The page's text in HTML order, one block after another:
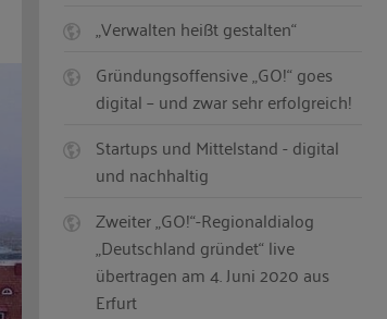
„Verwalten heißt gestalten“
Gründungsoffensive „GO!“ goes
digital – und zwar sehr erfolgreich!
Startups und Mittelstand - digital
und nachhaltig
Zweiter „GO!“-Regionaldialog
„Deutschland gründet“ live
übertragen am 4. Juni 2020 aus
Erfurt